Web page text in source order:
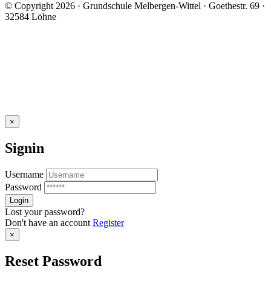
© Copyright 2026 · Grundschule Melbergen-Wittel · Goethestr. 69 ·
32584 Löhne
×
Signin
Username
Password
Lost your password?
Don't have an account Register
×
Reset Password